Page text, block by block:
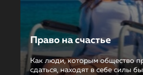
Право на счастье
Как люди, которым общество
сдаться, находят в себе силы